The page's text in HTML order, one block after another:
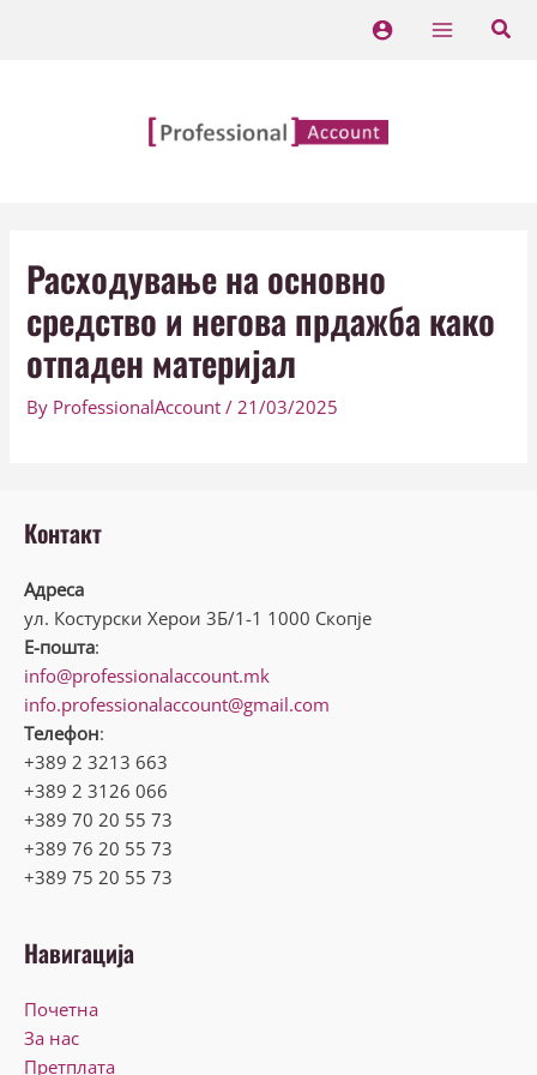
Main
Расходување на основно
средство и негова прдажба како
отпаден материјал
By ProfessionalAccount/ 21/03/2025
Контакт
Адреса
ул. Костурски Херои 3Б/1-1 1000 Скопје
Е-пошта:
info@professionalaccount.mk
info.professionalaccount@gmail.com
Телефон:
+389 2 3213 663
+389 2 3126 066
+389 70 20 55 73
+389 76 20 55 73
+389 75 20 55 73
Навигација
Почетна
За нас
Претплата